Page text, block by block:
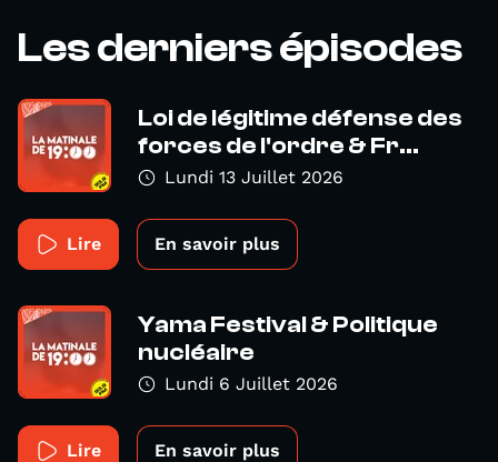
Les derniers épisodes
Loi de légitime défense des
forces de l'ordre & Fr...
Lundi 13 Juillet 2026
Lire En savoir plus
Yama Festival & Politique
nucléaire
Lundi 6 Juillet 2026
Lire En savoir plus